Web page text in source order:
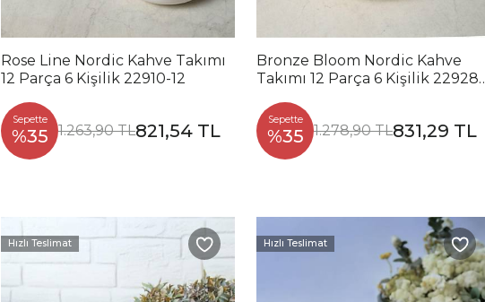
Rose Line Nordic Kahve Takımı
12 Parça 6 Kişilik 22910-12
Sepette
%35 1.263,90 TL821,54 TL
Bronze Bloom Nordic Kahve
Takımı 12 Parça 6 Kişilik 22928-
Sepette
%35 1.278,90 TL831,29 TL
Hızlı Teslimat Hızlı Teslimat